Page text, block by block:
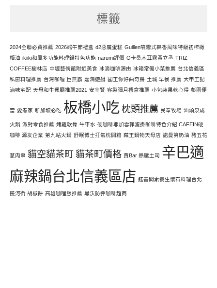
標籤
2024全聯必買推薦 2026端午節禮盒 d2惡魔蛋糕 Guillen噴霧式蒜香風味特級初榨橄
欖油 ikiiki和風多功能料理鍋特色功能 narumi評價 O卡桑木耳露黃立丞 TRIZ
COFFEE樹林店 中壢藝術館附近美食 冰滴咖啡源由 冰箱常備小菜推薦 台北信義區
私廚料理推薦 台灣咖喱 巨無霸 嘉鴻遊艇 國王你好曲奇餅 土城 早餐 推薦 大甲王記
滷味宅配 天母和牛餐廳推薦2021 安宰賢 客製彌月禮盒推薦 小包裝果乾心得 彭園便
當 愛煮家 新加坡必吃 板橋小吃枕頭推薦 民奉牧場 汕頭泉成
火鍋 派對零食推薦 烤雞軟骨 牛車水 硬咖啡耶加雪菲濾掛咖啡特色介紹 CAFEIN硬
咖啡 源友企業 第九站火鍋 舒眠博士打氣枕開箱 藏王鍋物天母店 諾曼第奶油 豬五花
蔥肉串 貓空貓茶町貓茶町價格 賈Bar 熱壓土司 辛巴適
麻辣鍋台北信義區店 鈺善閣素養生懷石料理台北
饒河街 胡椒餅 高雄咖哩飯推薦 黑沃防彈咖啡超商